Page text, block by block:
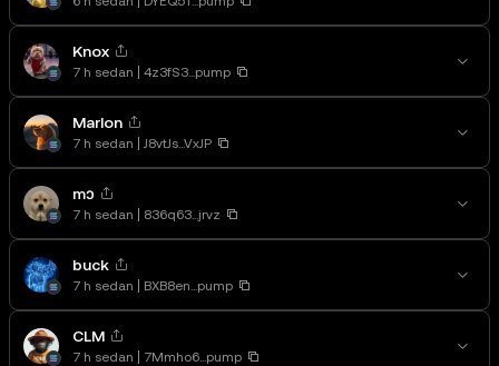
Knox
7 h sedan 4z3fS3...pump
Marlon
7 h sedan J8vtJs...VxJP
mɔ
7 h sedan 836q63...jrvz
buck
7 h sedan BXB8en...pump
CLM
7 h sedan 7Mmho6...pump